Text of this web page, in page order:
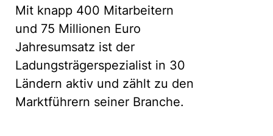
Mit knapp 400 Mitarbeitern
und 75 Millionen Euro
Jahresumsatz ist der
Ladungsträgerspezialist in 30
Ländern aktiv und zählt zu den
Marktführern seiner Branche.